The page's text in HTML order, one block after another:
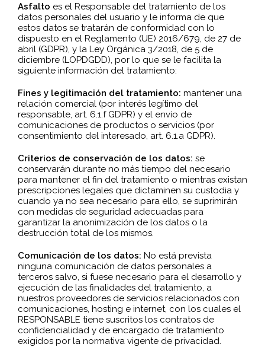
Asfalto es el Responsable del tratamiento de los
datos personales del usuario y le informa de que
estos datos se tratarán de conformidad con lo
dispuesto en el Reglamento (UE) 2016/679, de 27 de
abril (GDPR), y la Ley Orgánica 3/2018, de 5 de
diciembre (LOPDGDD), por lo que se le facilita la
siguiente información del tratamiento:
Fines y legitimación del tratamiento: mantener una
relación comercial (por interés legítimo del
responsable, art. 6.1.f GDPR) y el envío de
comunicaciones de productos o servicios (por
consentimiento del interesado, art. 6.1.a GDPR).
Criterios de conservación de los datos: se
conservarán durante no más tiempo del necesario
para mantener el fin del tratamiento o mientras existan
prescripciones legales que dictaminen su custodia y
cuando ya no sea necesario para ello, se suprimirán
con medidas de seguridad adecuadas para
garantizar la anonimización de los datos o la
destrucción total de los mismos.
Comunicación de los datos: No está prevista
ninguna comunicación de datos personales a
terceros salvo, si fuese necesario para el desarrollo y
ejecución de las finalidades del tratamiento, a
nuestros proveedores de servicios relacionados con
comunicaciones, hosting e internet, con los cuales el
RESPONSABLE tiene suscritos los contratos de
confidencialidad y de encargado de tratamiento
exigidos por la normativa vigente de privacidad.